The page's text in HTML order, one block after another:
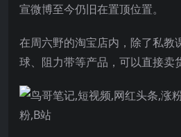
宣微博至今仍旧在置顶位置。
在周六野的淘宝店内，除了私教
球、阻力带等产品，可以直接卖